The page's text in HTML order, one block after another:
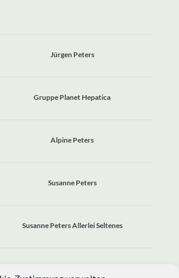
Jürgen Peters
Gruppe Planet Hepatica
Alpine Peters
Susanne Peters
Susanne Peters Allerlei Seltenes